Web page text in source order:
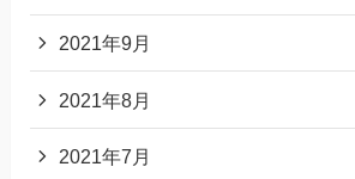
2021年9月
2021年8月
2021年7月